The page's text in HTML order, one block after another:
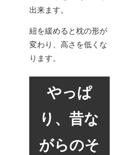
出来ます。
紐を緩めると枕の形が
変わり、高さを低くな
ります。
やっぱ
り、昔な
がらのそ